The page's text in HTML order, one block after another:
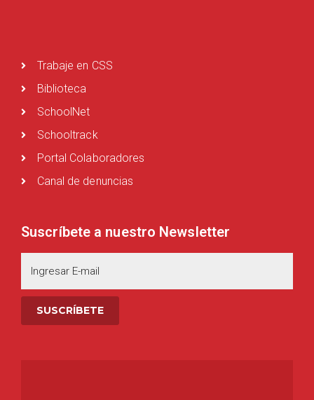
Trabaje en CSS
Biblioteca
SchoolNet
Schooltrack
Portal Colaboradores
Canal de denuncias
Suscríbete a nuestro Newsletter